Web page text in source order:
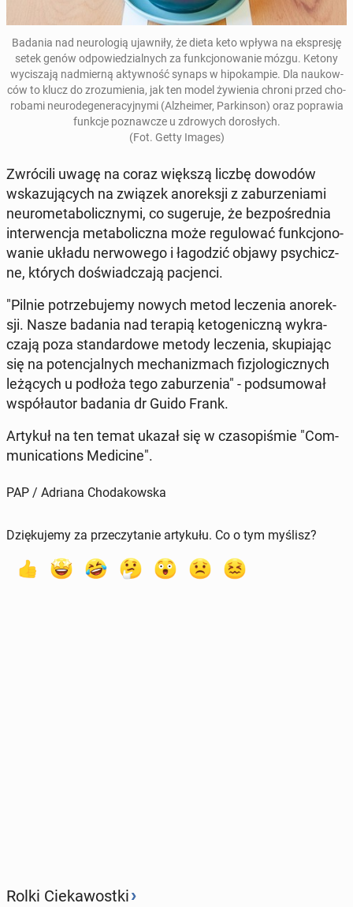
Badania nad neu­ro­lo­gią ujaw­ni­ły, że dieta keto wpływa na eks­pre­sję
setek genów od­po­wie­dzial­nych za funk­cjo­no­wa­nie mózgu. Ketony
wy­ci­sza­ją nad­mier­ną ak­tyw­ność synaps w hi­po­kam­pie. Dla na­ukow­
ców to klucz do zro­zu­mie­nia, jak ten model ży­wie­nia chroni przed cho­
ro­ba­mi neu­ro­de­ge­ne­ra­cyj­ny­mi (Al­zhe­imer, Par­kin­son) oraz po­pra­wia
funkcje po­znaw­cze u zdro­wych do­ro­słych.
(Fot. Getty Images)
Zwró­ci­li uwagę na coraz większą liczbę dowodów
wska­zu­ją­cych na związek ano­rek­sji z za­bu­rze­nia­mi
neu­ro­me­ta­bo­licz­ny­mi, co su­ge­ru­je, że bez­po­śred­nia
in­ter­wen­cja me­ta­bo­licz­na może re­gu­lo­wać funk­cjo­no­
wa­nie układu ner­wo­we­go i ła­go­dzić objawy psy­chicz­
ne, których do­świad­cza­ją pa­cjen­ci.
"Pilnie po­trze­bu­je­my nowych metod le­cze­nia ano­rek­
sji. Nasze badania nad terapią ke­to­ge­nicz­ną wy­kra­
cza­ją poza stan­dar­do­we metody le­cze­nia, sku­pia­jąc
się na po­ten­cjal­nych me­cha­ni­zmach fi­zjo­lo­gicz­nych
le­żą­cych u podłoża tego za­bu­rze­nia" - pod­su­mo­wał
współ­au­tor badania dr Guido Frank.
Artykuł na ten temat ukazał się w cza­so­pi­śmie "Com­
mu­ni­ca­tions Me­di­ci­ne".
PAP / Adriana Chodakowska
Dziękujemy za przeczytanie artykułu. Co o tym myślisz?
Rolki Ciekawostki›